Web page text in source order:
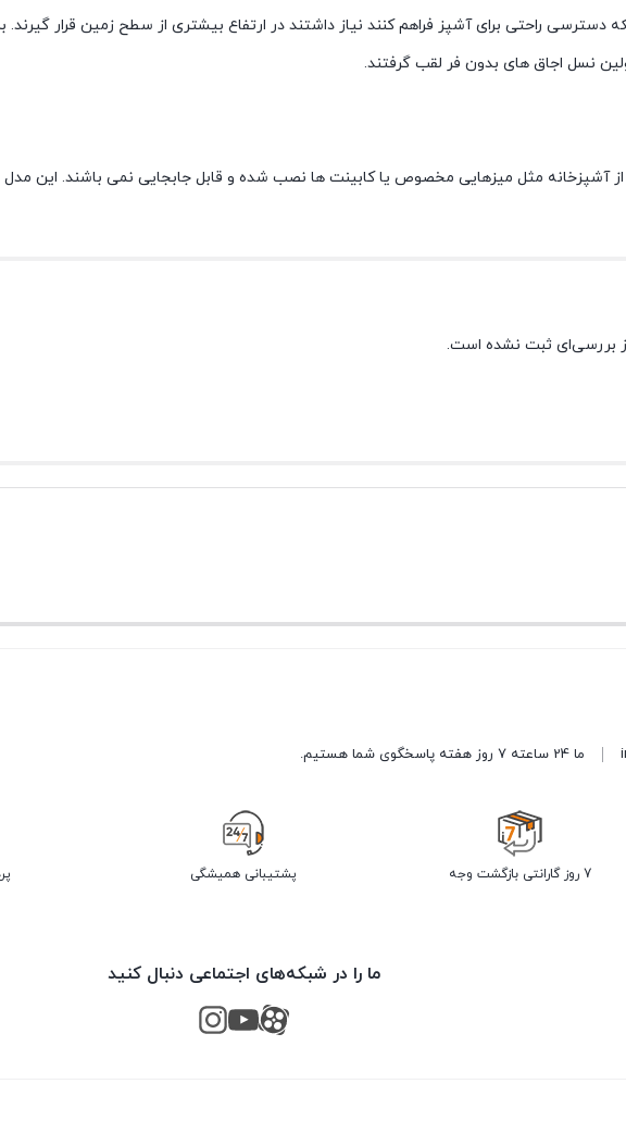
دسترسی راحتی برای آشپز فراهم کنند نیاز داشتند در ارتفاع بیشتری از سطح زمین قرار
نسل اجاق های بدون فر لقب گرفتند.
آشپزخانه مثل میزهایی مخصوص یا کابینت ها نصب شده و قابل جابجایی نمی باشند. این مدل
بررسی‌ای ثبت نشده است.
ما 24 ساعته 7 روز هفته پاسخگوی شما هستیم.
7 روز گارانتی بازگشت وجه پشتیبانی همیشگی
ما را در شبکه‌های اجتماعی دنبال کنید